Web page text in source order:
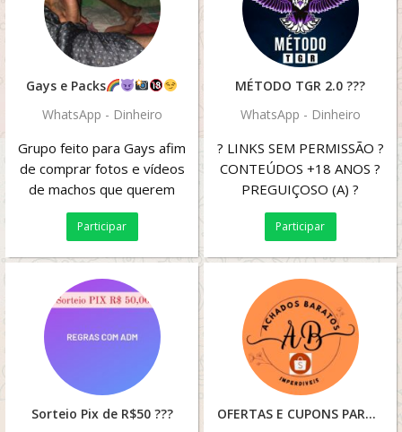
Gays e Packs
WhatsApp - Dinheiro
Grupo feito para Gays afim
de comprar fotos e vídeos
de machos que querem
ganhar dinheiro
satisfazendo seus desejos
Participar
MÉTODO TGR 2.0 ???
WhatsApp - Dinheiro
? LINKS SEM PERMISSÃO ?
CONTEÚDOS +18 ANOS ?
PREGUIÇOSO (A) ?
BULLYING, XINGAMENTOS
PESSOAS QUE ESTA
Participar
Sorteio Pix de R$50 ???
OFERTAS E CUPONS PARCEIRA DAS MELHORES